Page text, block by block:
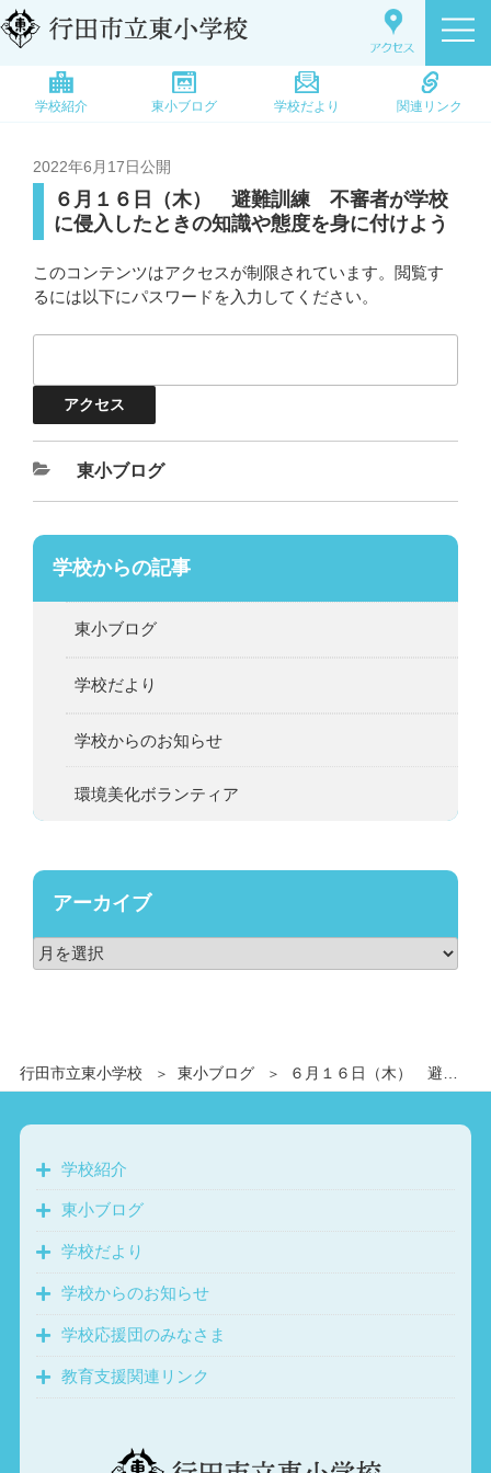
学校紹介 東小ブログ 学校だより 関連リンク
行田市立東小学校 東小ブログ ６月１６日（木） 避難訓練 不審者が学校に侵入したときの知識や態度を身に付けよう
2022年6月17日公開
６月１６日（木） 避難訓練 不審者が学校
に侵入したときの知識や態度を身に付けよう
このコンテンツはアクセスが制限されています。閲覧す
るには以下にパスワードを入力してください。
東小ブログ
学校からの記事
東小ブログ
学校だより
学校からのお知らせ
環境美化ボランティア
アーカイブ
学校紹介
東小ブログ
学校だより
学校からのお知らせ
学校応援団のみなさま
教育支援関連リンク